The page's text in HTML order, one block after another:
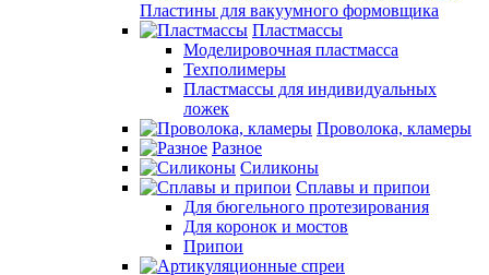
Пластины для вакуумного формовщика
Пластмассы
Моделировочная пластмасса
Техполимеры
Пластмассы для индивидуальных
ложек
Проволока, кламеры
Разное
Силиконы
Сплавы и припои
Для бюгельного протезирования
Для коронок и мостов
Припои